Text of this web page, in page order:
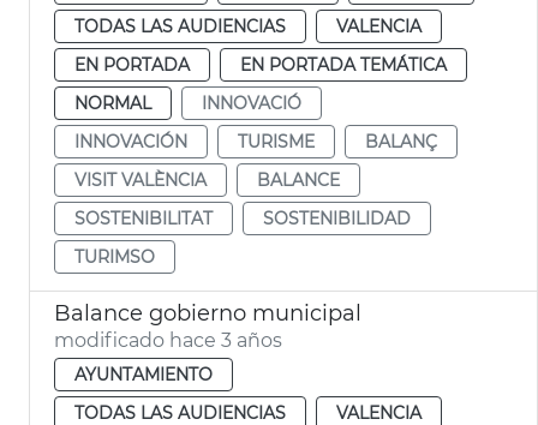
TODAS LAS AUDIENCIAS
VALENCIA
EN PORTADA
EN PORTADA TEMÁTICA
NORMAL
INNOVACIÓ
INNOVACIÓN
TURISME
BALANÇ
VISIT VALÈNCIA
BALANCE
SOSTENIBILITAT
SOSTENIBILIDAD
TURIMSO
Balance gobierno municipal
modificado hace 3 años
AYUNTAMIENTO
TODAS LAS AUDIENCIAS
VALENCIA